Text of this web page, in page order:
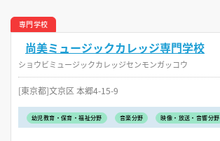
専門学校
尚美ミュージックカレッジ専門学校
ショウビミュージックカレッジセンモンガッコウ
[東京都]文京区 本郷4-15-9
幼児教育・保育・福祉分野 音楽分野 映像・放送・音響分野